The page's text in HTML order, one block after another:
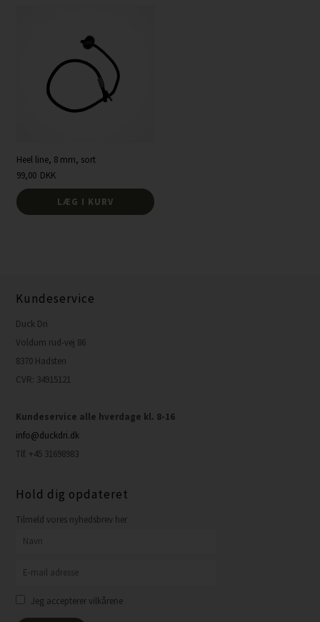
Heel line, 8 mm, sort
99,00 DKK
LÆG I KURV
Kundeservice
Duck Dri
Voldum rud-vej 86
8370 Hadsten
CVR: 34915121
Kundeservice alle hverdage kl. 8-16
info@duckdri.dk
Tlf. +45 31698983
Hold dig opdateret
Tilmeld vores nyhedsbrev her
Jeg accepterer vilkårene